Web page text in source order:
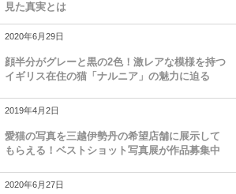
見た真実とは
2020年6月29日
顔半分がグレーと黒の2色！激レアな模様を持つ
イギリス在住の猫「ナルニア」の魅力に迫る
2019年4月2日
愛猫の写真を三越伊勢丹の希望店舗に展示して
もらえる！ベストショット写真展が作品募集中
2020年6月27日